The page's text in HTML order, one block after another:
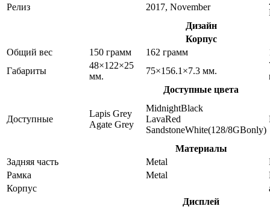
Релиз
2017, November
Дизайн
Корпус
Общий вес
150 грамм 162 грамм
Габариты
48×122×25
мм.
75×156.1×7.3 мм.
Доступные цвета
Доступные
Lapis Grey
Agate Grey
MidnightBlack
LavaRed
SandstoneWhite(128/8GBonly)
Материалы
Задняя часть
Metal
Рамка
Metal
Корпус
Дисплей